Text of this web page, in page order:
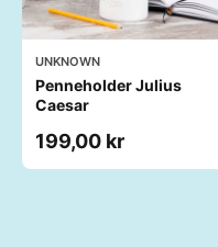
UNKNOWN
Penneholder Julius
Caesar
199,00 kr